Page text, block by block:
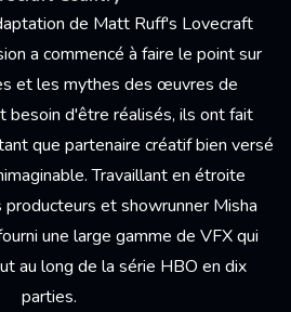
de Matt Ruff's Lovecraft
a commencé à faire le point sur
et les mythes des œuvres de
besoin d'être réalisés, ils ont fait
que partenaire créatif bien versé
Travaillant en étroite
et showrunner Misha
une large gamme de VFX qui
au long de la série HBO en dix
parties.